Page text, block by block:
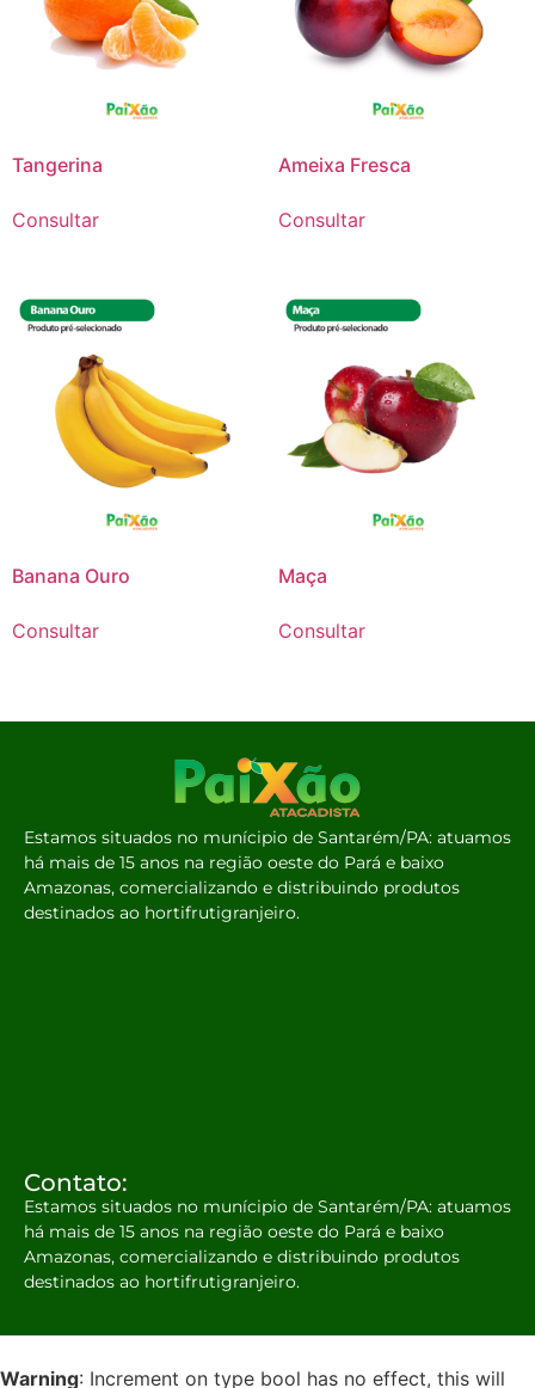
Tangerina
Consultar
Ameixa Fresca
Consultar
Banana Ouro
Consultar
Maça
Consultar
Estamos situados no munícipio de Santarém/PA: atuamos
há mais de 15 anos na região oeste do Pará e baixo
Amazonas, comercializando e distribuindo produtos
destinados ao hortifrutigranjeiro.
Contato:
Estamos situados no munícipio de Santarém/PA: atuamos
há mais de 15 anos na região oeste do Pará e baixo
Amazonas, comercializando e distribuindo produtos
destinados ao hortifrutigranjeiro.
Warning: Increment on type bool has no effect, this will